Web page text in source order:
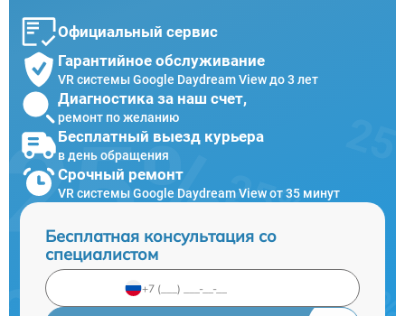
Официальный сервис
Гарантийное обслуживание
VR системы Google Daydream View до 3 лет
Диагностика за наш счет,
ремонт по желанию
Бесплатный выезд курьера
в день обращения
Срочный ремонт
VR системы Google Daydream View от 35 минут
Бесплатная консультация со
специалистом